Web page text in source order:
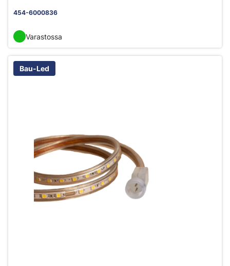
454-6000836
Varastossa
Bau-Led